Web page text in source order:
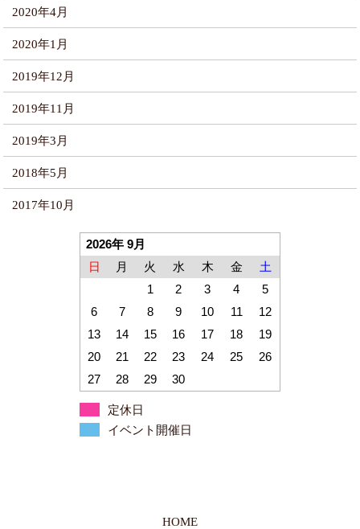
2020年4月
2020年1月
2019年12月
2019年11月
2019年3月
2018年5月
2017年10月
2026年 9月
日
月 火 水 木 金
土
1
2 3 4
5
6
7 8 9 10 11
12
13
14 15 16 17 18
19
20
21 22 23 24 25
26
27
28 29 30
定休日
イベント開催日
HOME